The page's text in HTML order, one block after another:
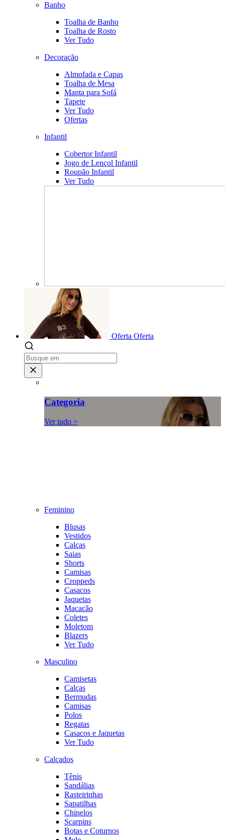
Banho
Toalha de Banho
Toalha de Rosto
Ver Tudo
Decoração
Almofada e Capas
Toalha de Mesa
Manta para Sofá
Tapete
Ver Tudo
Ofertas
Infantil
Cobertor Infantil
Jogo de Lençol Infantil
Roupão Infantil
Ver Tudo
Oferta Oferta
Categoria
Ver tudo >
Feminino
Blusas
Vestidos
Calças
Saias
Shorts
Camisas
Croppeds
Casacos
Jaquetas
Macacão
Coletes
Moletom
Blazers
Ver Tudo
Masculino
Camisetas
Calças
Bermudas
Camisas
Polos
Regatas
Casacos e Jaquetas
Ver Tudo
Calçados
Tênis
Sandálias
Rasteirinhas
Sapatilhas
Chinelos
Scarpins
Botas e Coturnos